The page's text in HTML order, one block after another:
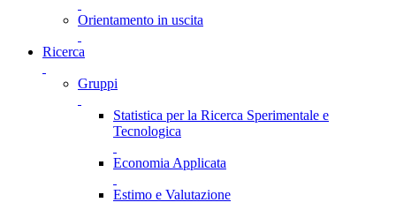
Orientamento in uscita
Ricerca
Gruppi
Statistica per la Ricerca Sperimentale e
Tecnologica
Economia Applicata
Estimo e Valutazione